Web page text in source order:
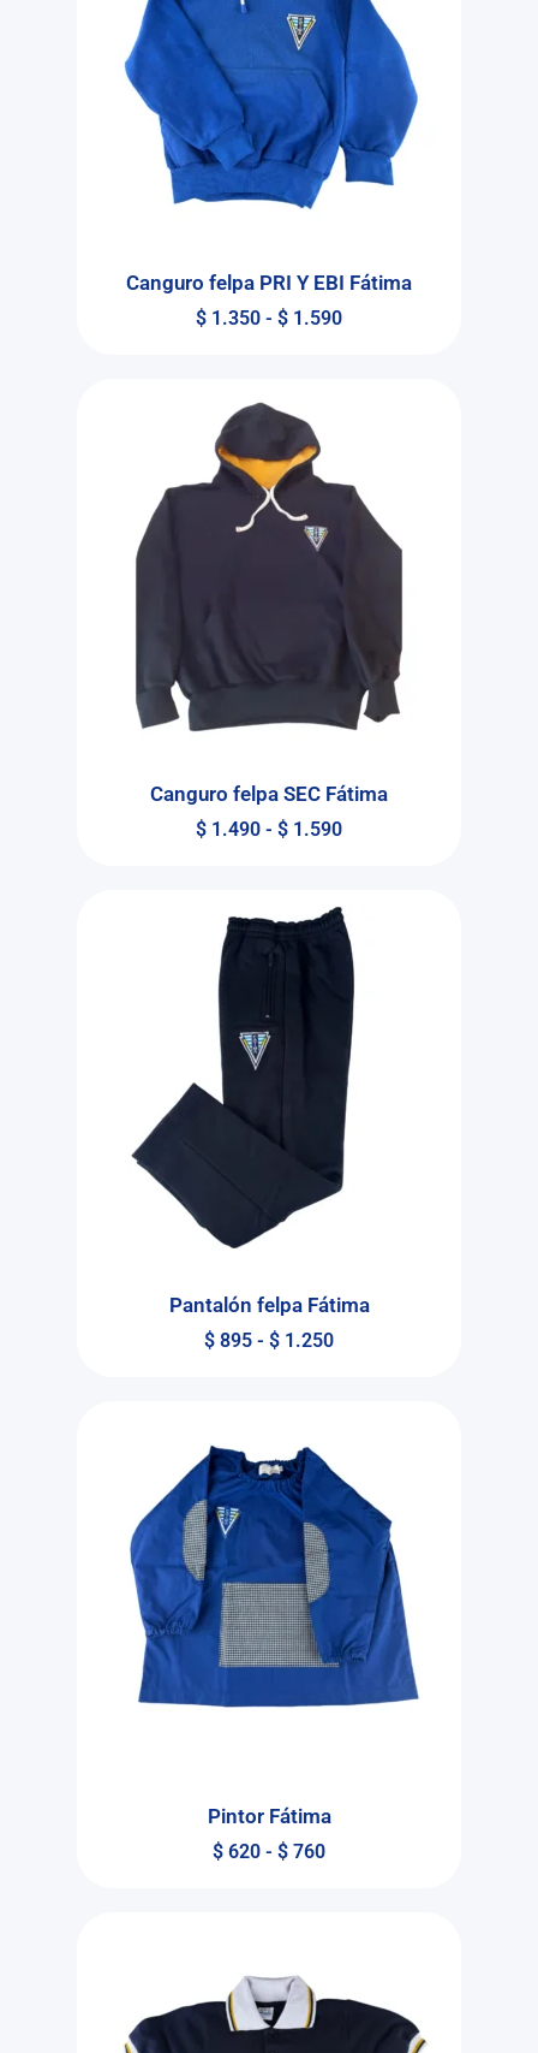
Canguro felpa PRI Y EBI Fátima
$ 1.350 - $ 1.590
Canguro felpa SEC Fátima
$ 1.490 - $ 1.590
Pantalón felpa Fátima
$ 895 - $ 1.250
Pintor Fátima
$ 620 - $ 760